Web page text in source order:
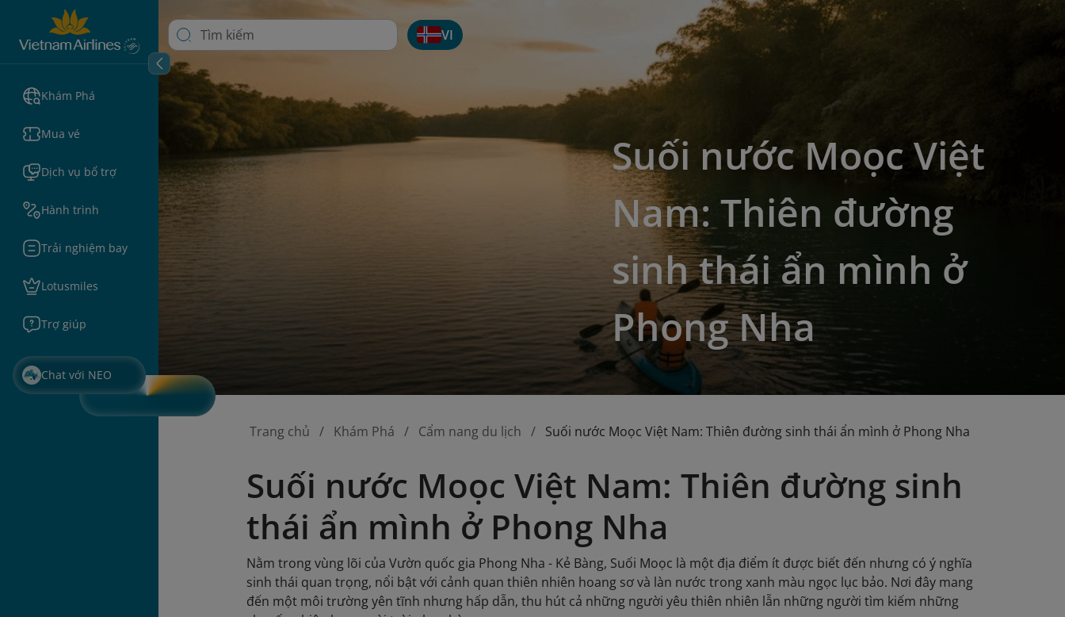
Khám Phá
Mua vé
Dịch vụ bổ trợ
Hành trình
Trải nghiệm bay
Lotusmiles
Trợ giúp
Chat với NEO
VI
Suối nước Moọc Việt
Nam: Thiên đường
sinh thái ẩn mình ở
Phong Nha
Trang chủ Khám Phá Cẩm nang du lịch Suối nước Moọc Việt Nam: Thiên đường sinh thái ẩn mình ở Phong Nha
Suối nước Moọc Việt Nam: Thiên đường sinh
thái ẩn mình ở Phong Nha
Nằm trong vùng lõi của Vườn quốc gia Phong Nha - Kẻ Bàng, Suối Moọc là một địa điểm ít được biết đến nhưng có ý nghĩa
sinh thái quan trọng, nổi bật với cảnh quan thiên nhiên hoang sơ và làn nước trong xanh màu ngọc lục bảo. Nơi đây mang
đến một môi trường yên tĩnh nhưng hấp dẫn, thu hút cả những người yêu thiên nhiên lẫn những người tìm kiếm những